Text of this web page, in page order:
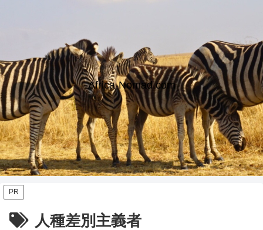
Africa-Nomad.com
PR
人種差別主義者